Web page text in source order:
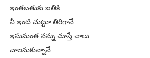
ఇంతబతుకు బతికి
నీ ఇంటి చుట్టూ తిరిగానే
ఇసుమంత నన్ను చూస్తే చాలు
చాలనుకున్నానే